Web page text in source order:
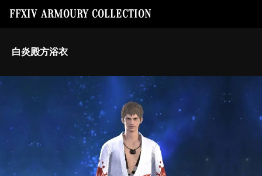
FFXIV ARMOURY COLLECTION
白炎殿方浴衣